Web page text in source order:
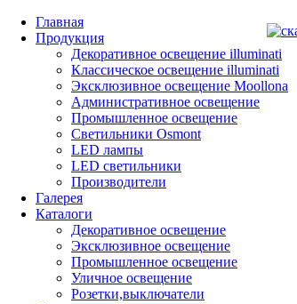
Главная
Продукция
Декоративное освещение illuminati
Классическое освещение illuminati
Эксклюзивное освещение Moollona
Административное освещение
Промышленное освещение
Светильники Osmont
LED лампы
LED светильники
Производители
Галерея
Каталоги
Декоративное освещение
Эксклюзивное освещение
Промышленное освещение
Уличное освещение
Розетки,выключатели